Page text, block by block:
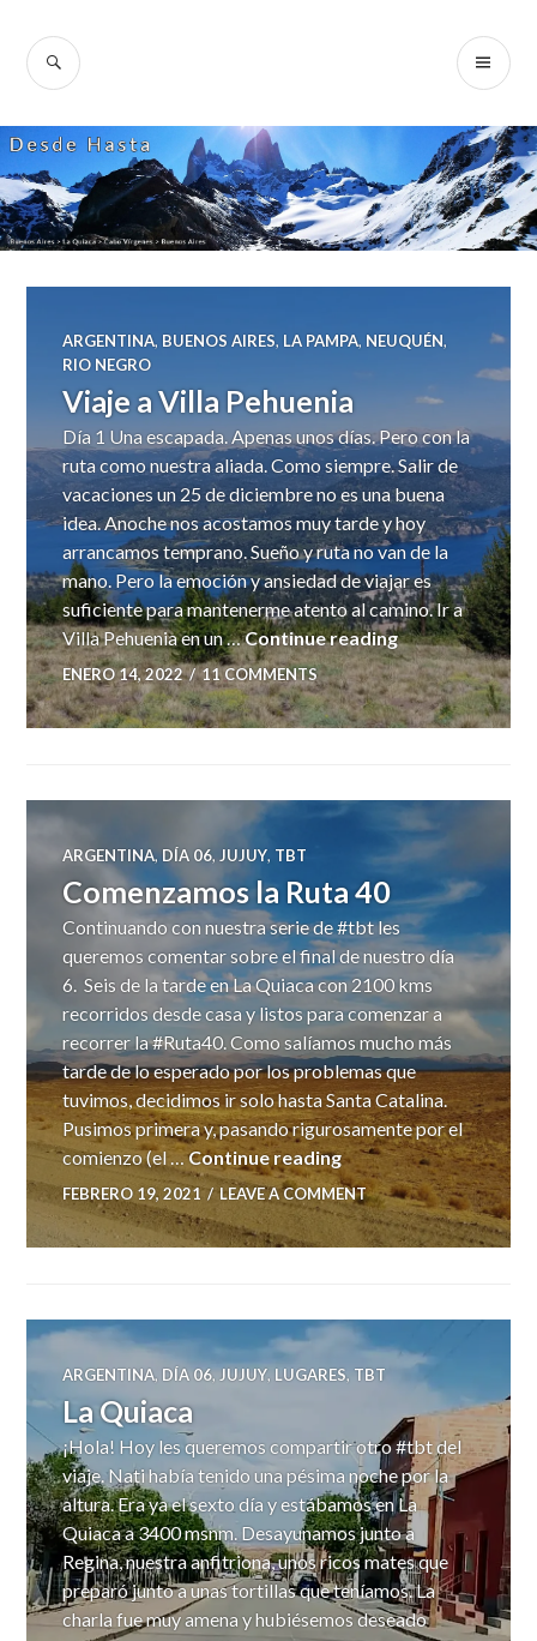
content
SEARCH
ARGENTINA, BUENOS AIRES, LA PAMPA, NEUQUÉN,
RIO NEGRO
Viaje a Villa Pehuenia
Día 1 Una escapada. Apenas unos días. Pero con la
ruta como nuestra aliada. Como siempre. Salir de
vacaciones un 25 de diciembre no es una buena
idea. Anoche nos acostamos muy tarde y hoy
arrancamos temprano. Sueño y ruta no van de la
mano. Pero la emoción y ansiedad de viajar es
suficiente para mantenerme atento al camino. Ir a
Villa Pehuenia en un …Continue readingViaje a Villa
ENERO 14, 2022 11 COMMENTS
ARGENTINA,DÍA 06, JUJUY, TBT
Comenzamos la Ruta 40
Continuando con nuestra serie de #tbt les
queremos comentar sobre el final de nuestro día
6. Seis de la tarde en La Quiaca con 2100 kms
recorridos desde casa y listos para comenzar a
recorrer la #Ruta40. Como salíamos mucho más
tarde de lo esperado por los problemas que
tuvimos, decidimos ir solo hasta Santa Catalina.
Pusimos primera y, pasando rigurosamente por el
comienzo (el …Continue readingComenzamos la Ruta
FEBRERO 19, 2021 LEAVE A COMMENT
ARGENTINA, DÍA 06,JUJUY, LUGARES,TBT
La Quiaca
¡Hola! Hoy les queremos compartir otro #tbt del
viaje. Nati había tenido una pésima noche por la
altura. Era ya el sexto día y estábamos en La
Quiaca a 3400 msnm. Desayunamos junto a
Regina, nuestra anfitriona, unos ricos mates que
preparó junto a unas tortillas que teníamos. La
charla fue muy amena y hubiésemos deseado